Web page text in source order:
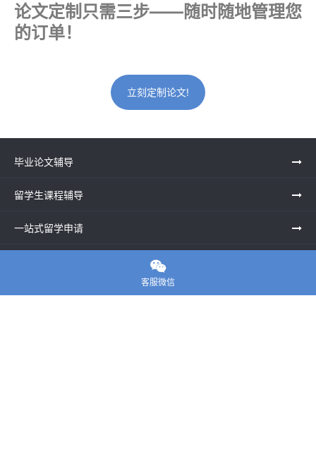
论文定制只需三步——随时随地管理您
的订单！
立刻定制论文!
毕业论文辅导
留学生课程辅导
一站式留学申请
留学资讯

客服微信